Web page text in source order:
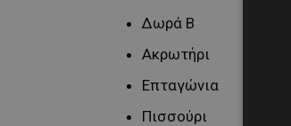
Δωρά Β
Ακρωτήρι
Επταγώνια
Πισσούρι